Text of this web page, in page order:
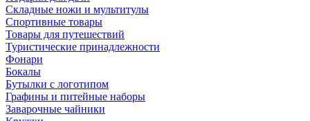
Складные ножи и мультитулы
Спортивные товары
Товары для путешествий
Туристические принадлежности
Фонари
Бокалы
Бутылки с логотипом
Графины и питейные наборы
Заварочные чайники